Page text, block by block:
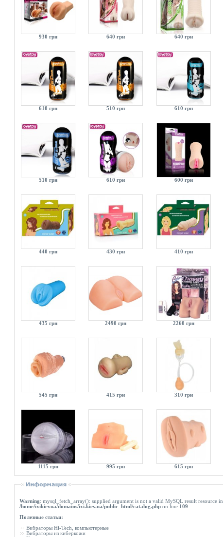
930 грн 640 грн 640 грн
610 грн 510 грн 610 грн
510 грн 610 грн 600 грн
440 грн 430 грн 410 грн
435 грн 2490 грн 2260 грн
545 грн 415 грн 310 грн
1115 грн 995 грн 615 грн
Warning: mysql_fetch_array(): supplied argument is not a valid MySQL result resource in
/home/ixikievua/domains/ixi.kiev.ua/public_html/catalog.phpon line 109
Полезные статьи:
Вибраторы Hi-Tech, компьютерные
Вибраторы из киберкожи